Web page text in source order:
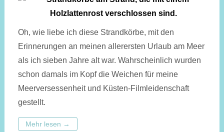
Oh, wie liebe ich diese Strandkörbe, mit den
Erinnerungen an meinen allerersten Urlaub am Meer
als ich sieben Jahre alt war. Wahrscheinlich wurden
schon damals im Kopf die Weichen für meine
Meerversessenheit und Küsten-Filmleidenschaft
gestellt.
Mehr lesen →